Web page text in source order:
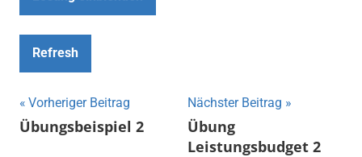
Refresh
Beitragsnavigation
Vorheriger Beitrag
Übungsbeispiel 2
Nächster Beitrag
Übung
Leistungsbudget 2